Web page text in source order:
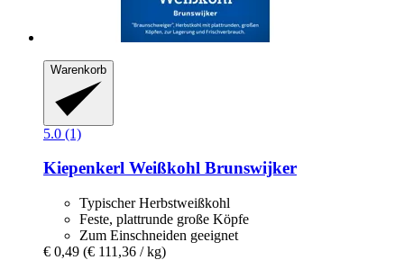
Warenkorb
5.0 (1)
Kiepenkerl Weißkohl Brunswijker
Typischer Herbstweißkohl
Feste, plattrunde große Köpfe
Zum Einschneiden geeignet
€ 0,49 (€ 111,36 / kg)